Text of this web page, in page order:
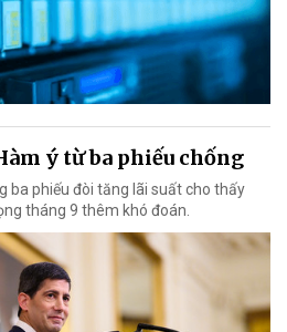
ý từ ba phiếu chống
ba phiếu đòi tăng lãi suất cho thấy
tháng 9 thêm khó đoán.